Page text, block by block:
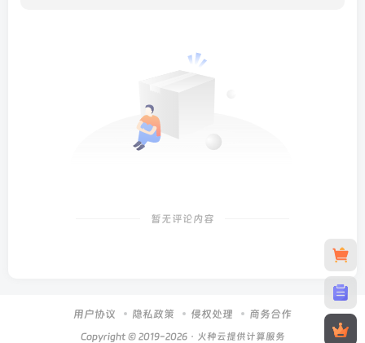
暂无评论内容
用户协议 隐私政策 侵权处理 商务合作
Copyright © 2019-2026 · 火种云提供计算服务